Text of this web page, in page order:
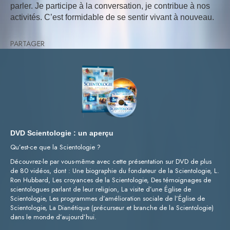
parler. Je participe à la conversation, je contribue à nos
activités. C’est formidable de se sentir vivant à nouveau.
PARTAGER
DVD Scientologie : un aperçu
Qu’est-ce que la Scientologie ?
Découvrez-le par vous-même avec cette présentation sur DVD de plus
de 80 vidéos, dont : Une biographie du fondateur de la Scientologie, L.
Ron Hubbard, Les croyances de la Scientologie, Des témoignages de
scientologues parlant de leur religion, La visite d’une Église de
Scientologie, Les programmes d’amélioration sociale de l’Église de
Scientologie, La Dianétique (précurseur et branche de la Scientologie)
dans le monde d’aujourd’hui.